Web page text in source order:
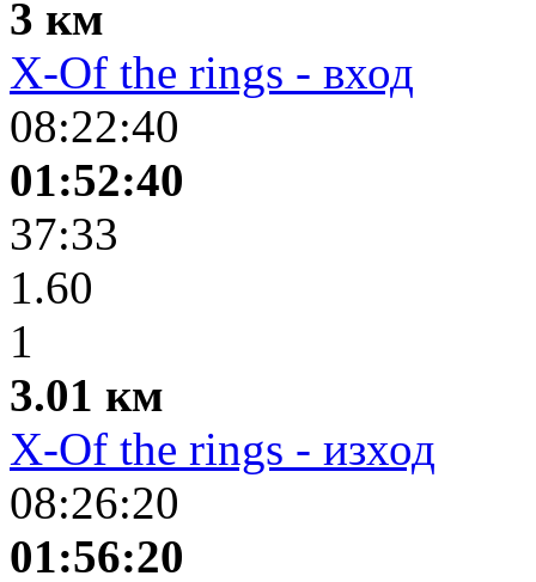
3 км
X-Of the rings - вход
08:22:40
01:52:40
37:33
1.60
1
3.01 км
X-Of the rings - изход
08:26:20
01:56:20